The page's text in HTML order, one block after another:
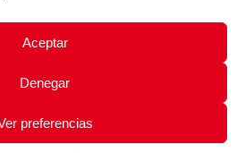
Aceptar
Denegar
preferencias